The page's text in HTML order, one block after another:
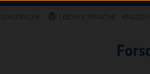
Forschung Forschung